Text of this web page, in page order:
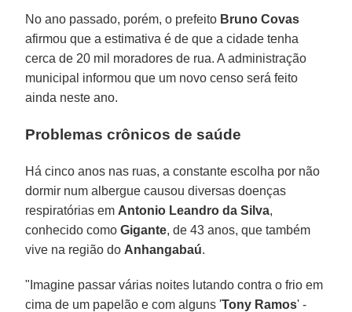
No ano passado, porém, o prefeito Bruno Covas
afirmou que a estimativa é de que a cidade tenha
cerca de 20 mil moradores de rua. A administração
municipal informou que um novo censo será feito
ainda neste ano.
Problemas crônicos de saúde
Há cinco anos nas ruas, a constante escolha por não
dormir num albergue causou diversas doenças
respiratórias em Antonio Leandro da Silva,
conhecido comoGigante, de 43 anos, que também
vive na região do Anhangabaú.
"Imagine passar várias noites lutando contra o frio em
cima de um papelão e com alguns 'Tony Ramos' -